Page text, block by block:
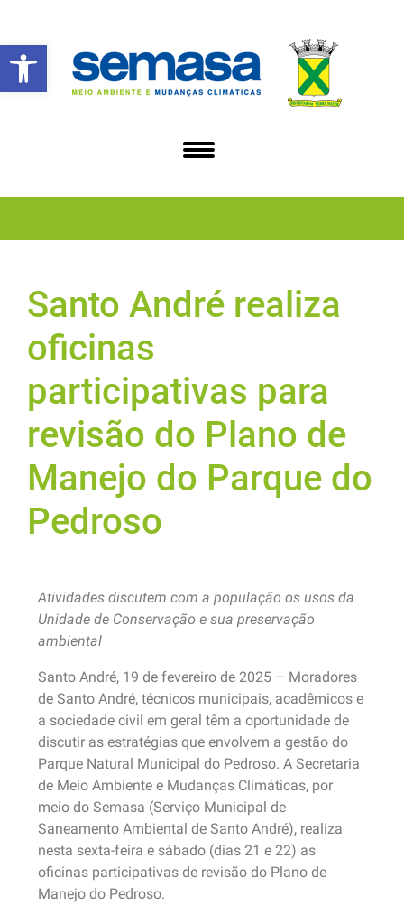
Abrir a barra de ferramentas
Santo André realiza
oficinas
participativas para
revisão do Plano de
Manejo do Parque do
Pedroso
Atividades discutem com a população os usos da
Unidade de Conservação e sua preservação
ambiental
Santo André, 19 de fevereiro de 2025 – Moradores
de Santo André, técnicos municipais, acadêmicos e
a sociedade civil em geral têm a oportunidade de
discutir as estratégias que envolvem a gestão do
Parque Natural Municipal do Pedroso. A Secretaria
de Meio Ambiente e Mudanças Climáticas, por
meio do Semasa (Serviço Municipal de
Saneamento Ambiental de Santo André), realiza
nesta sexta-feira e sábado (dias 21 e 22) as
oficinas participativas de revisão do Plano de
Manejo do Pedroso.